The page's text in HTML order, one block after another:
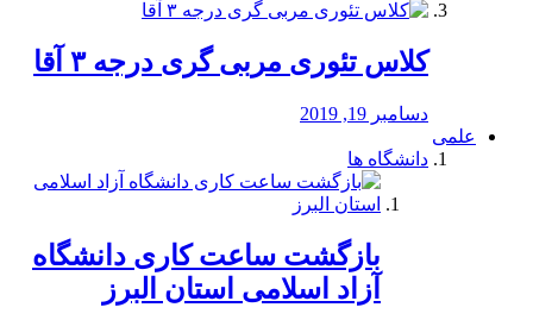
کلاس تئوری مربی گری درجه ۳ آقا
دسامبر 19, 2019
علمی
دانشگاه ها
بازگشت ساعت کاری دانشگاه
آزاد اسلامی استان البرز